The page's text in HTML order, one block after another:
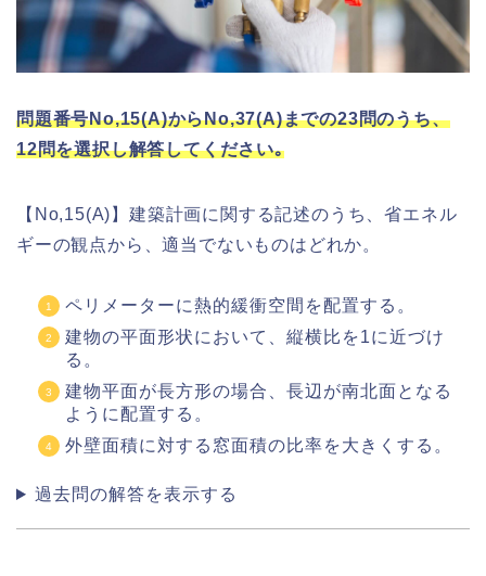
問題番号No,15(A)からNo,37(A)までの23問のうち、
12問を選択し解答してください｡
【No,15(A)】建築計画に関する記述のうち、省エネル
ギーの観点から、適当でないものはどれか。
ペリメーターに熱的緩衝空間を配置する。
建物の平面形状において、縦横比を1に近づけ
る。
建物平面が長方形の場合、長辺が南北面となる
ように配置する。
外壁面積に対する窓面積の比率を大きくする。
過去問の解答を表示する